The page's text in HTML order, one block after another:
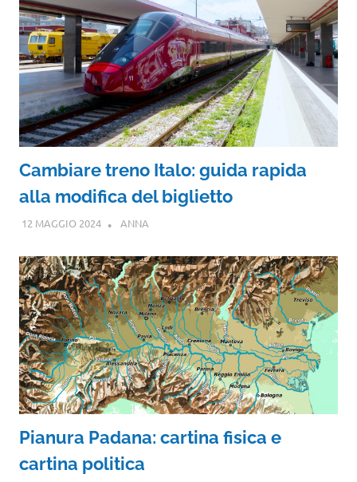
Cambiare treno Italo: guida rapida
alla modifica del biglietto
12 MAGGIO 2024 ANNA
Pianura Padana: cartina fisica e
cartina politica